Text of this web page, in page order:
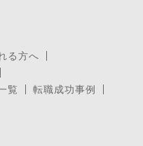
る方へ
覧
転職成功事例